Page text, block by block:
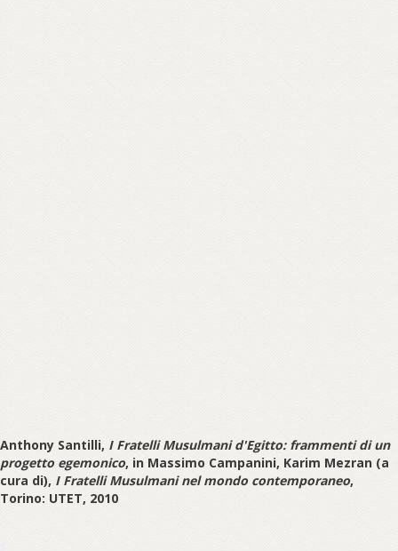
Anthony Santilli, I Fratelli Musulmani d'Egitto: frammenti di un
progetto egemonico, in Massimo Campanini, Karim Mezran (a
cura di), I Fratelli Musulmani nel mondo contemporaneo,
Torino: UTET, 2010